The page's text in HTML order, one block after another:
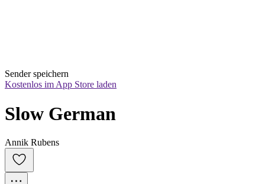
Sender speichern
Kostenlos im App Store laden
Slow German
Annik Rubens